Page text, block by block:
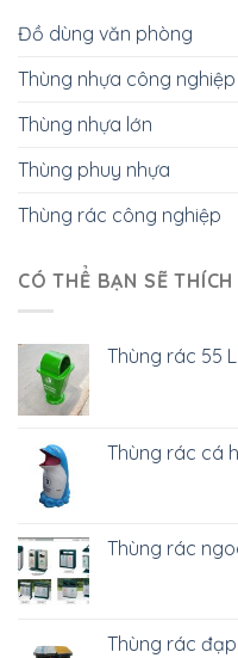
Đồ dùng văn phòng
Thùng nhựa công nghiệp
Thùng nhựa lớn
Thùng phuy nhựa
Thùng rác công nghiệp
CÓ THỂ BẠN SẼ THÍCH
Thùng rác 55
Thùng rác cá
Thùng rác
Thùng rác